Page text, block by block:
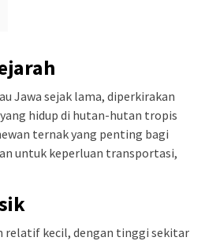
Jawa sejak lama, diperkirakan
hidup di hutan-hutan tropis
ternak yang penting bagi
untuk keperluan transportasi,
relatif kecil, dengan tinggi sekitar